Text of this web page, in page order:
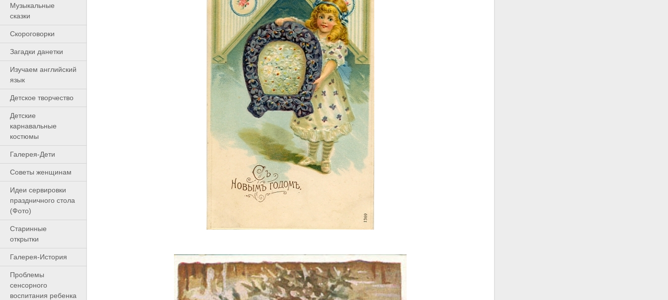
Музыкальные
сказки
Скороговорки
Загадки данетки
Изучаем английский
язык
Детское творчество
Детские
карнавальные
костюмы
Галерея-Дети
Cоветы женщинам
Идеи сервировки
праздничного стола
(Фото)
Старинные
открытки
Галерея-История
Проблемы
сенсорного
воспитания ребенка